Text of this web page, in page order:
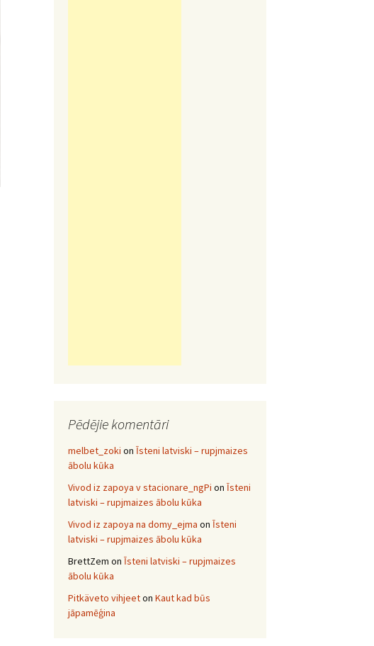
Pēdējie komentāri
melbet_zoki on Īsteni latviski – rupjmaizes
ābolu kūka
Vivod iz zapoya v stacionare_ngPi on Īsteni
latviski – rupjmaizes ābolu kūka
Vivod iz zapoya na domy_ejma on Īsteni
latviski – rupjmaizes ābolu kūka
BrettZem on Īsteni latviski – rupjmaizes
ābolu kūka
Pitkäveto vihjeeton Kaut kad būs
jāpamēģina